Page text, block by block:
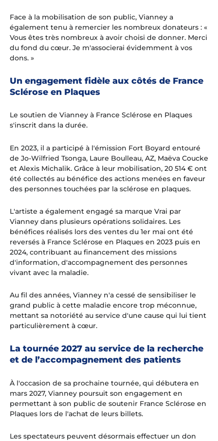
Face à la mobilisation de son public, Vianney a
également tenu à remercier les nombreux donateurs : «
Vous êtes très nombreux à avoir choisi de donner. Merci
du fond du cœur. Je m'associerai évidemment à vos
dons. »
Un engagement fidèle aux côtés de France
Sclérose en Plaques
Le soutien de Vianney à France Sclérose en Plaques
s'inscrit dans la durée.
En 2023, il a participé à l'émission Fort Boyard entouré
de Jo-Wilfried Tsonga, Laure Boulleau, AZ, Maëva Coucke
et Alexis Michalik. Grâce à leur mobilisation, 20 514 € ont
été collectés au bénéfice des actions menées en faveur
des personnes touchées par la sclérose en plaques.
L'artiste a également engagé sa marque Vrai par
Vianney dans plusieurs opérations solidaires. Les
bénéfices réalisés lors des ventes du 1er mai ont été
reversés à France Sclérose en Plaques en 2023 puis en
2024, contribuant au financement des missions
d'information, d'accompagnement des personnes
vivant avec la maladie.
Au fil des années, Vianney n'a cessé de sensibiliser le
grand public à cette maladie encore trop méconnue,
mettant sa notoriété au service d'une cause qui lui tient
particulièrement à cœur.
La tournée 2027 au service de la recherche
et de l’accompagnement des patients
À l'occasion de sa prochaine tournée, qui débutera en
mars 2027, Vianney poursuit son engagement en
permettant à son public de soutenir France Sclérose en
Plaques lors de l'achat de leurs billets.
Les spectateurs peuvent désormais effectuer un don